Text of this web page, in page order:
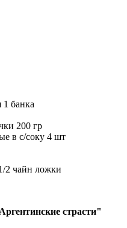
1 банка
200 гр
в с/соку 4 шт
2 чайн ложки
страсти"